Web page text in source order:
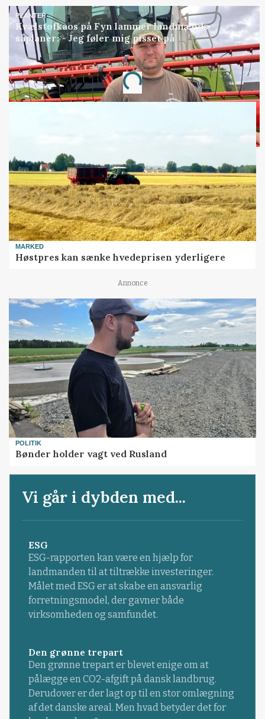
PLANTER
Kvælstofkaos på Fyn lammer landmænds
såplaner: - Jeg føler mig pisset på
Annonce
Loading...
MARKED
Høstpres kan sænke hvedeprisen yderligere
Annonce
POLITIK
Bønder holder vagt ved Rusland
Vi går i dybden med...
ESG
ESG-rapporten kan være en hjælp for
landmanden til at tiltrække investeringer.
Målet med ESG er at skabe en ansvarlig
forretningsmodel, der gavner både
virksomheden og samfundet.
Den grønne trepart
Den grønne trepart er blevet enige om at
pålægge en CO2-afgift på dansk landbrug.
Derudover er der lagt op til en stor omlægning
af det danske areal. Men hvad betyder det for